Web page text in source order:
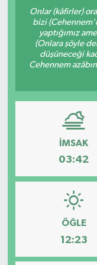
Onlar (kâfirler)
bizi
yaptığımız
(Onlara şöyle
düşüneceği
Cehennem
İMSAK
03:42
ÖĞLE
12:23
DÜNYA
EGE
EKOLOJİ VE
BİLİM VE
GÜNDEM
KÜLTÜR